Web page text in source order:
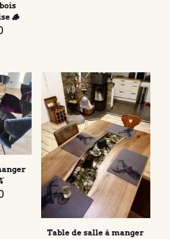
🪵
Table de salle à manger